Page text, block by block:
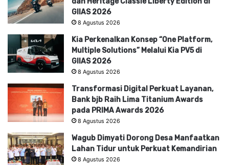
GIIAS 2026
8 Agustus 2026
Kia Perkenalkan Konsep “One Platform,
Multiple Solutions” Melalui Kia PV5 di
GIIAS 2026
8 Agustus 2026
Transformasi Digital Perkuat Layanan,
Bank bjb Raih Lima Titanium Awards
pada PRIMA Awards 2026
8 Agustus 2026
Wagub Dimyati Dorong Desa Manfaatkan
Lahan Tidur untuk Perkuat Kemandirian
8 Agustus 2026